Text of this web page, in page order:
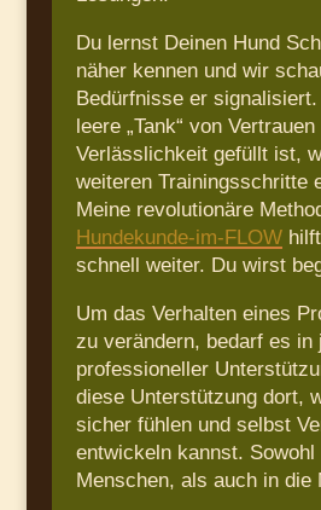
Du lernst Deinen Hund
näher kennen und wir
Bedürfnisse er
leere „Tank“ von Vertrauen
Verlässlichkeit gefüllt ist,
weiteren Trainingsschritte
Meine revolutionäre
Hundekunde-im-FLOWhilft
schnell weiter. Du wirst
Um das Verhalten eines
zu verändern, bedarf es in
professioneller
diese Unterstützung dort,
sicher fühlen und selbst
entwickeln kannst. Sowohl
Menschen, als auch in die